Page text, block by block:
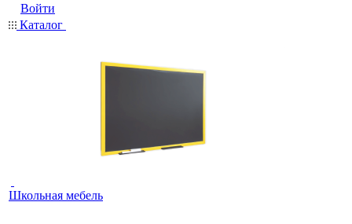
Войти
Каталог
Школьная мебель